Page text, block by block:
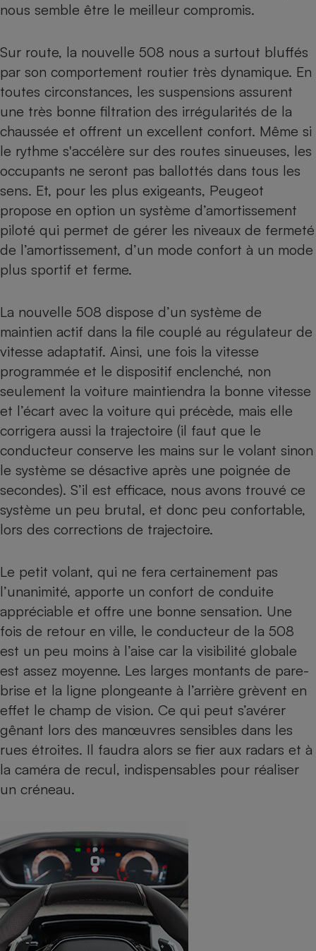
nous semble être le meilleur compromis.
Sur route, la nouvelle 508 nous a surtout bluffés
par son comportement routier très dynamique. En
toutes circonstances, les suspensions assurent
une très bonne filtration des irrégularités de la
chaussée et offrent un excellent confort. Même si
le rythme s'accélère sur des routes sinueuses, les
occupants ne seront pas ballottés dans tous les
sens. Et, pour les plus exigeants, Peugeot
propose en option un système d’amortissement
piloté qui permet de gérer les niveaux de fermeté
de l’amortissement, d’un mode confort à un mode
plus sportif et ferme.
La nouvelle 508 dispose d’un système de
maintien actif dans la file couplé au régulateur de
vitesse adaptatif. Ainsi, une fois la vitesse
programmée et le dispositif enclenché, non
seulement la voiture maintiendra la bonne vitesse
et l’écart avec la voiture qui précède, mais elle
corrigera aussi la trajectoire (il faut que le
conducteur conserve les mains sur le volant sinon
le système se désactive après une poignée de
secondes). S’il est efficace, nous avons trouvé ce
système un peu brutal, et donc peu confortable,
lors des corrections de trajectoire.
Le petit volant, qui ne fera certainement pas
l’unanimité, apporte un confort de conduite
appréciable et offre une bonne sensation. Une
fois de retour en ville, le conducteur de la 508
est un peu moins à l’aise car la visibilité globale
est assez moyenne. Les larges montants de pare-
brise et la ligne plongeante à l’arrière grèvent en
effet le champ de vision. Ce qui peut s’avérer
gênant lors des manœuvres sensibles dans les
rues étroites. Il faudra alors se fier aux radars et à
la caméra de recul, indispensables pour réaliser
un créneau.